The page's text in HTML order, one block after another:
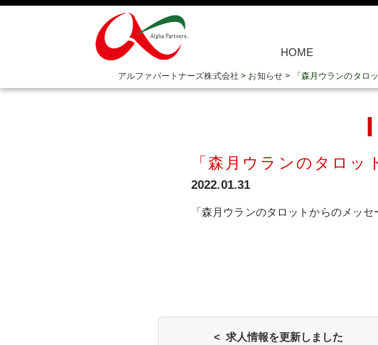
HOME
アルファパートナーズ株式会社 > お知らせ > 「森月ウランのタロ
「森月ウランのタロ
2022.01.31
「森月ウランのタロットからのメ
< 求人情報を更新しました